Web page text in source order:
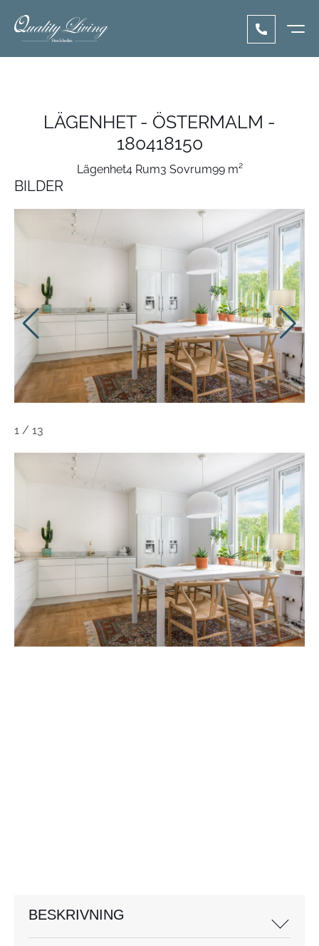
LÄGENHET - ÖSTERMALM -
180418150
Lägenhet4 Rum3 Sovrum99 m²
BILDER
1 / 13
BESKRIVNING